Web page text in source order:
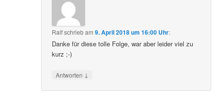
Ralfschriebam9. April 2018 um 16:00 Uhr:
Danke für diese tolle Folge, war aber leider viel zu
kurz ;-)
Antworten ↓